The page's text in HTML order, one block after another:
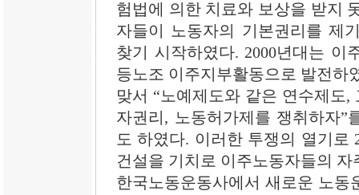
험법에 의한 치료와 보상을 받지
자들이 노동자의 기본권리를 제
찾기 시작하였다. 2000년대는 이
등노조 이주지부활동으로 발전하
맞서 “노예제도와 같은 연수제도
자권리, 노동허가제를 쟁취하자”
도 하였다. 이러한 투쟁의 열기로
건설을 기치로 이주노동자들의
한국노동운동사에서 새로운 노동